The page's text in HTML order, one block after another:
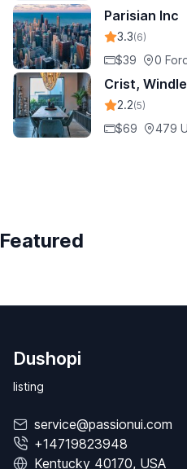
Parisian Inc
3.3(6)
$39 0
Crist,
2.2(5)
$69 479
Featured
Dushopi
listing
service@passionui.com
+14719823948
Kentucky 40170, USA